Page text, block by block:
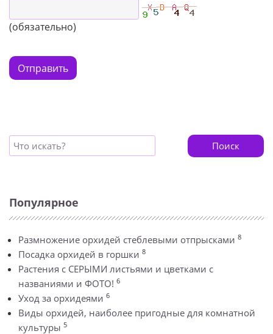
Поиск
Популярное
Размножение орхидей стеблевыми отпрысками 8
Посадка орхидей в горшки 8
Растения с СЕРЫМИ листьями и цветками с
названиями и ФОТО! 6
Уход за орхидеями 6
Виды орхидей, наиболее пригодные для комнатной
культуры 5
(обязательно)
Отправить